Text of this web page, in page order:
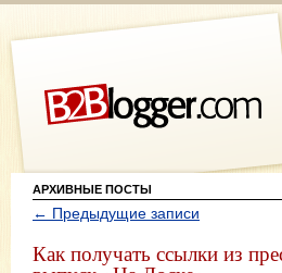
АРХИВНЫЕ ПОСТЫ
← Предыдущие записи
Как получать ссылки из